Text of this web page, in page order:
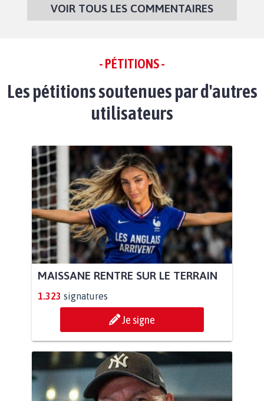
VOIR TOUS LES COMMENTAIRES
- PÉTITIONS -
Les pétitions soutenues par d'autres
utilisateurs
MAISSANE RENTRE SUR LE TERRAIN
1.323 signatures
Je signe